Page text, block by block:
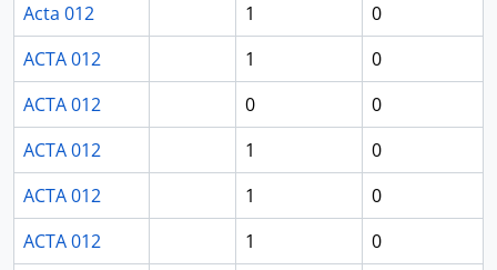
Acta 012
1
0
ACTA 012
1
0
ACTA 012
0
0
ACTA 012
1
0
ACTA 012
1
0
ACTA 012
1 0